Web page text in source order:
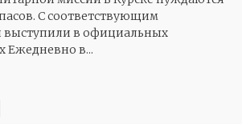
С соответствующим
в официальных
Ежедневно в...